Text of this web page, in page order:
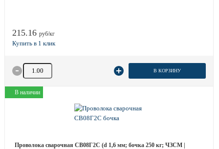
215.16 руб/кг
Количество товара В КОРЗИНУ
В наличии
Проволока сварочная СВ08Г2С (d 1,6 мм; бочка 250 кг; ЧЗСМ |